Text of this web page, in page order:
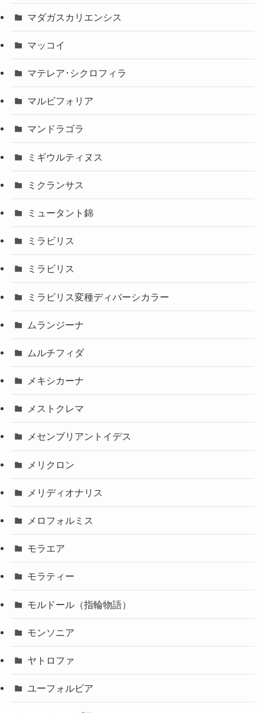
マダガスカリエンシス
マッコイ
マテレア･シクロフィラ
マルビフォリア
マンドラゴラ
ミギウルティヌス
ミクランサス
ミュータント錦
ミラビリス
ミラビリス
ミラビリス変種ディバーシカラー
ムランジーナ
ムルチフィダ
メキシカーナ
メストクレマ
メセンブリアントイデス
メリクロン
メリディオナリス
メロフォルミス
モラエア
モラティー
モルドール（指輪物語）
モンソニア
ヤトロファ
ユーフォルビア